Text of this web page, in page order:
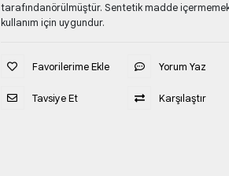
tarafındanörülmüştür. Sentetik madde
kullanım için uygundur.
Favorilerime Ekle
Tavsiye Et
Yorum Yaz
Karşılaştır